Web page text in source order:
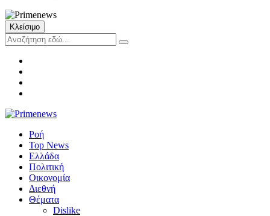
Κλείσιμο
Ροή
Top News
Ελλάδα
Πολιτική
Οικονομία
Διεθνή
Θέματα
Dislike